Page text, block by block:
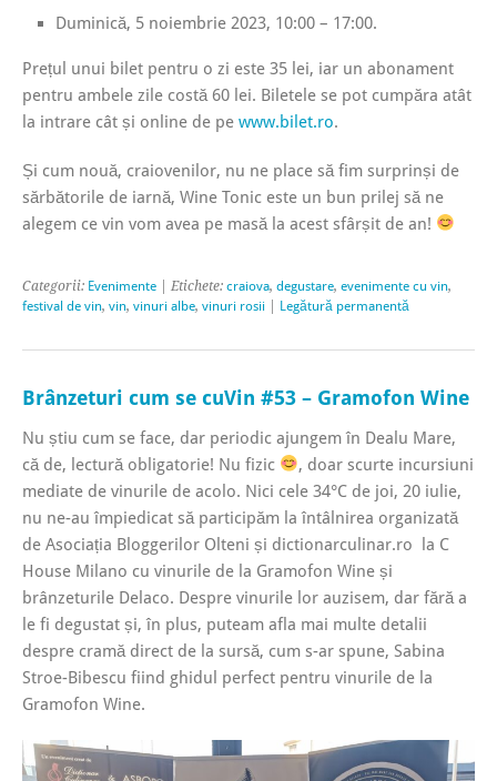
Duminică, 5 noiembrie 2023, 10:00 – 17:00.
Prețul unui bilet pentru o zi este 35 lei, iar un abonament
pentru ambele zile costă 60 lei. Biletele se pot cumpăra atât
la intrare cât și online de pe www.bilet.ro.
Și cum nouă, craiovenilor, nu ne place să fim surprinși de
sărbătorile de iarnă, Wine Tonic este un bun prilej să ne
alegem ce vin vom avea pe masă la acest sfârșit de an!
Categorii: Evenimente | Etichete: craiova, degustare, evenimente cu vin,
festival de vin, vin, vinuri albe, vinuri rosii Legătură permanentă
Brânzeturi cum se cuVin #53 – Gramofon Wine
Nu știu cum se face, dar periodic ajungem în Dealu Mare,
că de, lectură obligatorie! Nu fizic
, doar scurte incursiuni
mediate de vinurile de acolo. Nici cele 34°C de joi, 20 iulie,
nu ne-au împiedicat să participăm la întâlnirea organizată
de Asociația Bloggerilor Olteni și dictionarculinar.ro la C
House Milano cu vinurile de la Gramofon Wine și
brânzeturile Delaco. Despre vinurile lor auzisem, dar fără a
le fi degustat și, în plus, puteam afla mai multe detalii
despre cramă direct de la sursă, cum s-ar spune, Sabina
Stroe-Bibescu fiind ghidul perfect pentru vinurile de la
Gramofon Wine.